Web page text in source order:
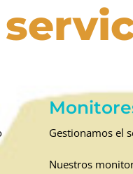
Gestionamos el
Nuestros